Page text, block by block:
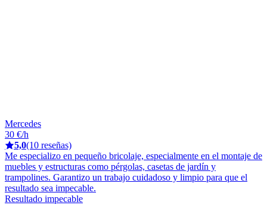
Mercedes
30 €/h
5,0(10 reseñas)
Me especializo en pequeño bricolaje, especialmente en el montaje de
muebles y estructuras como pérgolas, casetas de jardín y
trampolines. Garantizo un trabajo cuidadoso y limpio para que el
resultado sea impecable.
Resultado impecable